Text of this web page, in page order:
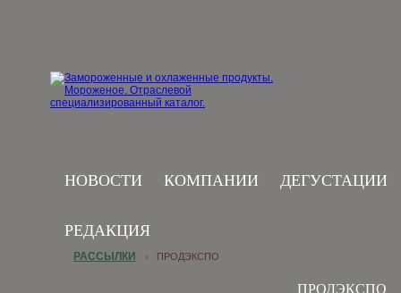
НОВОСТИ КОМПАНИИ ДЕГУСТАЦИИ
РЕДАКЦИЯ
РАССЫЛКИ › ПРОДЭКСПО
ПРОДЭКСПО